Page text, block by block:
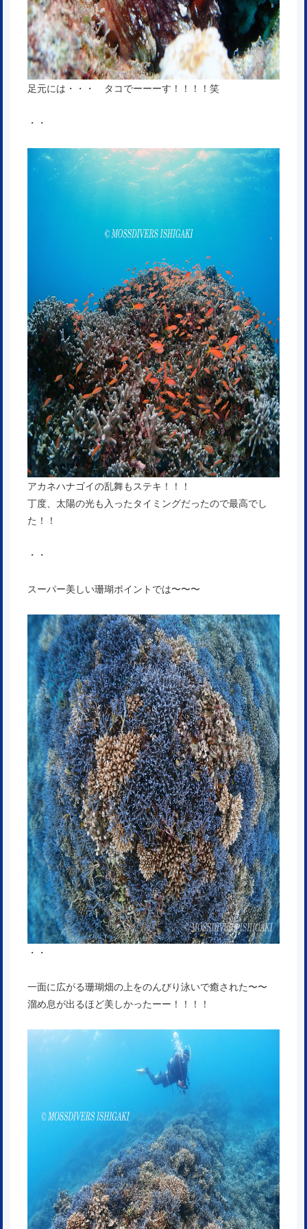
足元には・・・ タコでーーーす！！！！笑
・・
アカネハナゴイの乱舞もステキ！！！
丁度、太陽の光も入ったタイミングだったので最高でし
た！！
・・
スーパー美しい珊瑚ポイントでは〜〜〜
・・
一面に広がる珊瑚畑の上をのんびり泳いで癒された〜〜
溜め息が出るほど美しかったーー！！！！